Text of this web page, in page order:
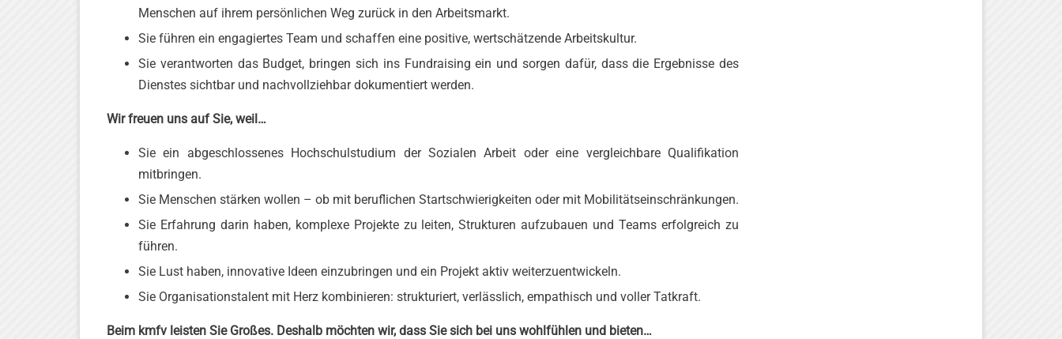
Menschen auf ihrem persönlichen Weg zurück in den Arbeitsmarkt.
Sie führen ein engagiertes Team und schaffen eine positive, wertschätzende Arbeitskultur.
Sie verantworten das Budget, bringen sich ins Fundraising ein und sorgen dafür, dass die Ergebnisse des
Dienstes sichtbar und nachvollziehbar dokumentiert werden.
Wir freuen uns auf Sie, weil…
Sie ein abgeschlossenes Hochschulstudium der Sozialen Arbeit oder eine vergleichbare Qualifikation
mitbringen.
Sie Menschen stärken wollen – ob mit beruflichen Startschwierigkeiten oder mit Mobilitätseinschränkungen.
Sie Erfahrung darin haben, komplexe Projekte zu leiten, Strukturen aufzubauen und Teams erfolgreich zu
führen.
Sie Lust haben, innovative Ideen einzubringen und ein Projekt aktiv weiterzuentwickeln.
Sie Organisationstalent mit Herz kombinieren: strukturiert, verlässlich, empathisch und voller Tatkraft.
Beim kmfv leisten Sie Großes. Deshalb möchten wir, dass Sie sich bei uns wohlfühlen und bieten…